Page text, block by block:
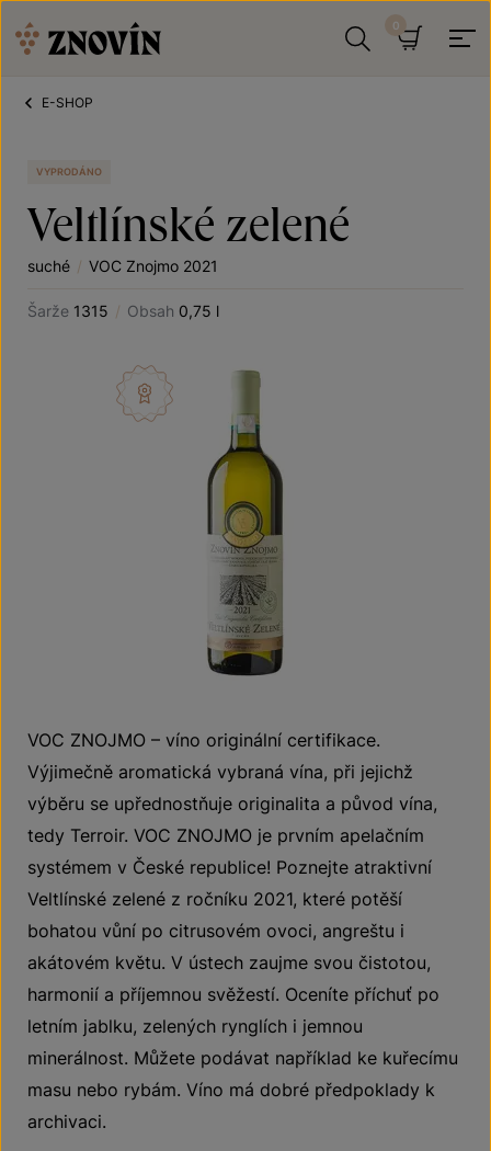
E-SHOP
VYPRODÁNO
Veltlínské zelené
suché / VOC Znojmo 2021
Šarže 1315 / Obsah 0,75 l
VOC ZNOJMO – víno originální certifikace.
Výjimečně aromatická vybraná vína, při jejichž
výběru se upřednostňuje originalita a původ vína,
tedy Terroir. VOC ZNOJMO je prvním apelačním
systémem v České republice! Poznejte atraktivní
Veltlínské zelené z ročníku 2021, které potěší
bohatou vůní po citrusovém ovoci, angreštu i
akátovém květu. V ústech zaujme svou čistotou,
harmonií a příjemnou svěžestí. Oceníte příchuť po
letním jablku, zelených rynglích i jemnou
minerálnost. Můžete podávat například ke kuřecímu
masu nebo rybám. Víno má dobré předpoklady k
archivaci.